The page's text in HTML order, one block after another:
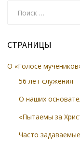
СТРАНИЦЫ
О «Голосе
56 лет служения
О наших
«Пытаемы за
Часто